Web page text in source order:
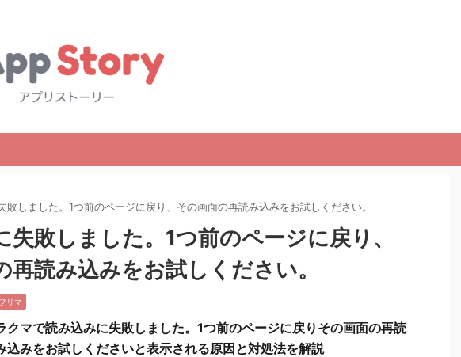
敗しました。1つ前のページに戻り、その画面の再読み込みをお試しください。
失敗しました。1つ前のページに戻り、
再読み込みをお試しください。
フリマ
クマで読み込みに失敗しました。1つ前のページに戻りその画面の再読
込みをお試しくださいと表示される原因と対処法を解説